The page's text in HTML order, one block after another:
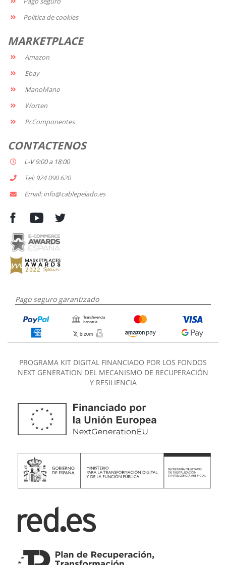
Política de cookies
MARKETPLACE
Amazon
Ebay
ManoMano
Worten
PcComponentes
CONTACTENOS
L-V 9:00 a 18:00
Tel: 924 090 620
Email: info@cablepelado.es
Pago seguro garantizado
PROGRAMA KIT DIGITAL FINANCIADO POR LOS FONDOS
NEXT GENERATION DEL MECANISMO DE RECUPERACIÓN
Y RESILIENCIA